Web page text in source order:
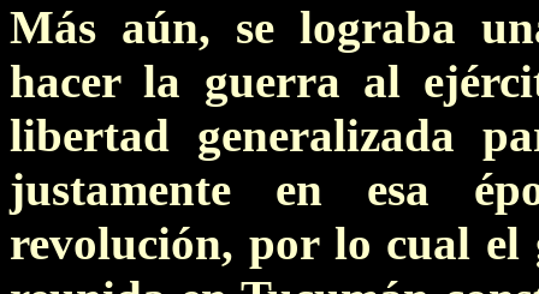
Más aún, se lograba
hacer la guerra al
libertad generalizada
justamente en esa
revolución, por lo cual el